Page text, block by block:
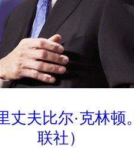
丈夫比尔·克林顿
联社）